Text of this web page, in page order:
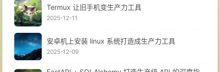
Termux 让旧手机变生产力工具
2025-12-11
安卓机上安装 linux 系统打造成生产力工具
2025-12-09